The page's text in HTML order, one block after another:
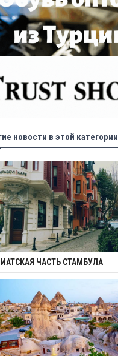
новости в этой категории
ЧАСТЬ СТАМБУЛА